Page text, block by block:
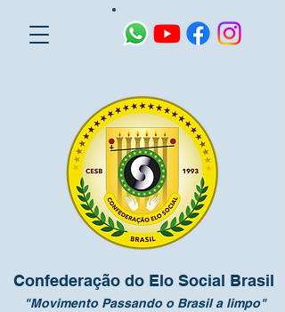
Confederação do Elo Social Brasil
"Movimento Passando o Brasil a limpo"